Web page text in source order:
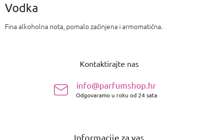
Vodka
Fina alkoholna nota, pomalo začinjena i armomatična.
Kontaktirajte nas
info@parfumshop.hr
Odgovaramo u roku od 24 sata
Informacije za vas